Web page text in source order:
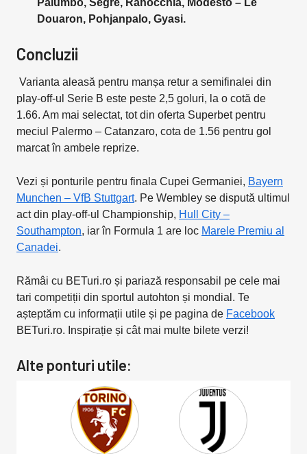
Douaron, Pohjanpalo, Gyasi.
Concluzii
Varianta aleasă pentru manșa retur a semifinalei din
play-off-ul Serie B este peste 2,5 goluri, la o cotă de
1.66. Am mai selectat, tot din oferta Superbet pentru
meciul Palermo – Catanzaro, cota de 1.56 pentru gol
marcat în ambele reprize.
Vezi și ponturile pentru finala Cupei Germaniei, Bayern
Munchen – VfB Stuttgart. Pe Wembley se dispută ultimul
act din play-off-ul Championship, Hull City –
Southampton, iar în Formula 1 are loc Marele Premiu al
Canadei.
Rămâi cu BETuri.ro și pariază responsabil pe cele mai
tari competiții din sportul autohton și mondial. Te
așteptăm cu informații utile și pe pagina de Facebook
BETuri.ro. Inspirație și cât mai multe bilete verzi!
Alte ponturi utile: